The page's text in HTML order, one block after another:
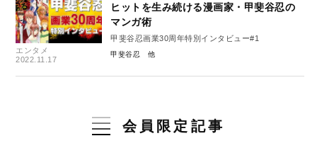
エンタメ
2022.11.17
ヒットを生み続ける漫画家・甲斐谷忍の
マンガ術
甲斐谷忍画業30周年特別インタビュー#1
甲斐谷忍
会員限定記事